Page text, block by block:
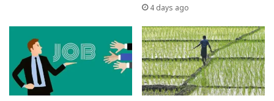
4 days ago